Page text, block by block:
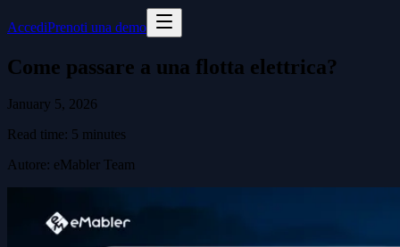
AccediPrenoti una demo
Come passare a una flotta elettrica?
January 5, 2026
Read time: 5 minutes
Autore: eMabler Team